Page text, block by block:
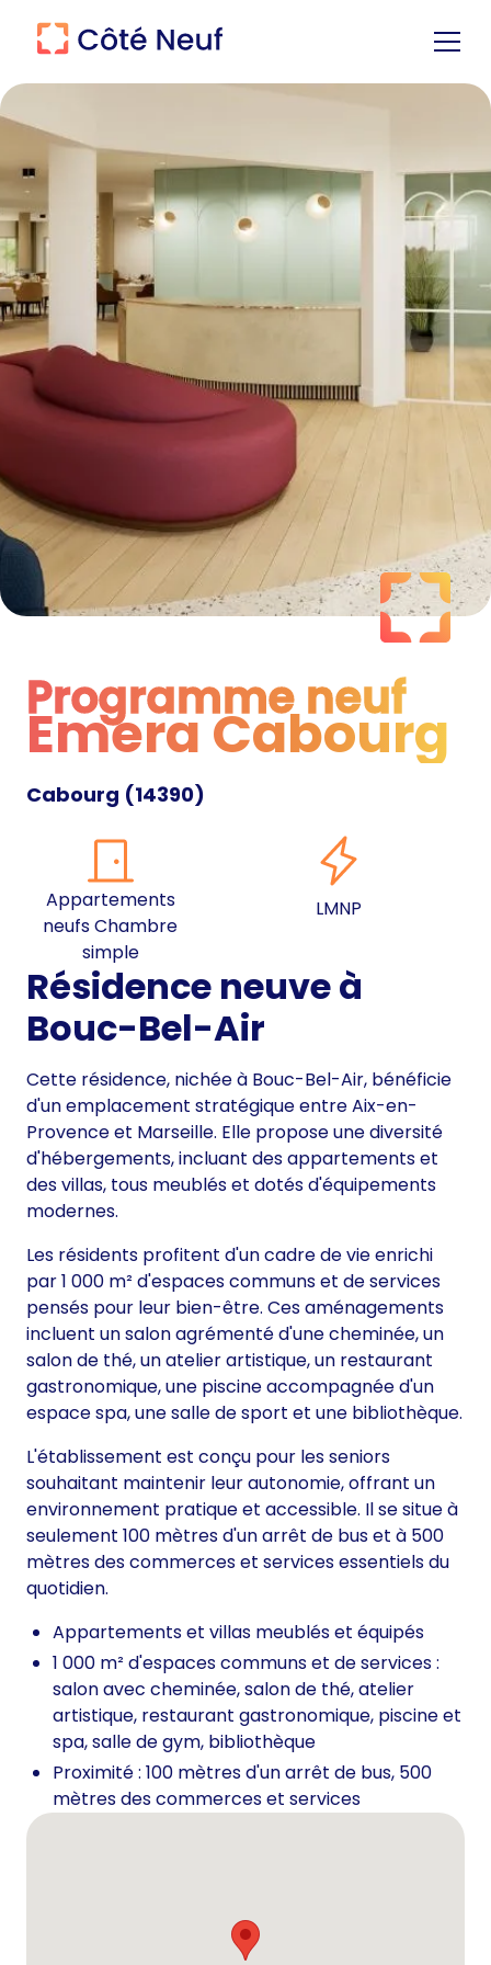
Programme neuf
Programme neuf
Emera Cabourg
Cabourg (14390)
Appartements
neufs Chambre
simple
LMNP
Résidence neuve à
Bouc-Bel-Air
Cette résidence, nichée à Bouc-Bel-Air, bénéficie
d'un emplacement stratégique entre Aix-en-
Provence et Marseille. Elle propose une diversité
d'hébergements, incluant des appartements et
des villas, tous meublés et dotés d'équipements
modernes.
Les résidents profitent d'un cadre de vie enrichi
par 1 000 m² d'espaces communs et de services
pensés pour leur bien-être. Ces aménagements
incluent un salon agrémenté d'une cheminée, un
salon de thé, un atelier artistique, un restaurant
gastronomique, une piscine accompagnée d'un
espace spa, une salle de sport et une bibliothèque.
L'établissement est conçu pour les seniors
souhaitant maintenir leur autonomie, offrant un
environnement pratique et accessible. Il se situe à
seulement 100 mètres d'un arrêt de bus et à 500
mètres des commerces et services essentiels du
quotidien.
Appartements et villas meublés et équipés
1 000 m² d'espaces communs et de services :
salon avec cheminée, salon de thé, atelier
artistique, restaurant gastronomique, piscine et
spa, salle de gym, bibliothèque
Proximité : 100 mètres d'un arrêt de bus, 500
mètres des commerces et services